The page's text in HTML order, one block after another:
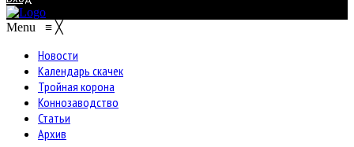
Menu ≡ ╳
Новости
Календарь скачек
Тройная корона
Коннозаводство
Статьи
Архив